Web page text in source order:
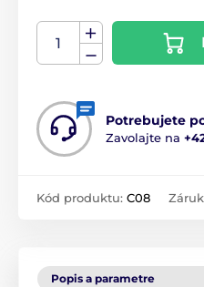
Potrebujete
Zavolajte na
Kód produktu: C08
Popis a parametre